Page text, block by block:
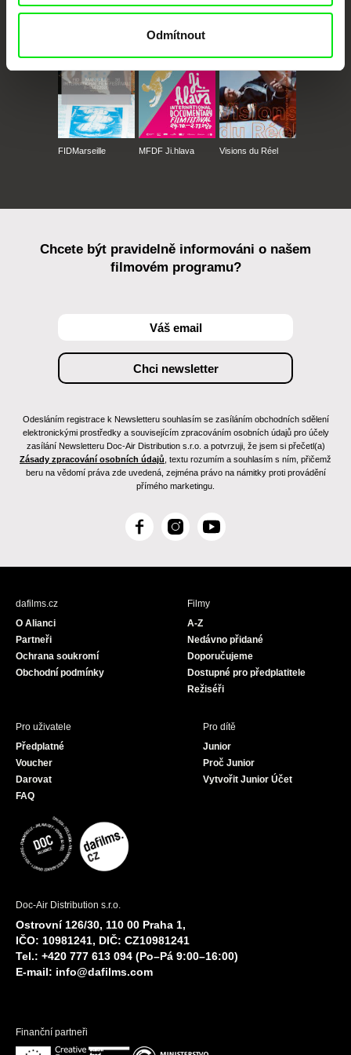
Odmítnout
CPH:DOX
Against Gravity
FIDMarseille MFDF Ji.hlava Visions du Réel
Chcete být pravidelně informováni o našem
filmovém programu?
Odesláním registrace k Newsletteru souhlasím se zasíláním obchodních sdělení
elektronickými prostředky a souvisejícím zpracováním osobních údajů pro účely
zasílání Newsletteru Doc-Air Distribution s.r.o. a potvrzuji, že jsem si přečetl(a)
Zásady zpracování osobních údajů , textu rozumím a souhlasím s ním, přičemž
beru na vědomí práva zde uvedená, zejména právo na námitky proti provádění
přímého marketingu.
F
c
I
s
Y
u
dafilms.cz
O Alianci
Partneři
Ochrana soukromí
Obchodní podmínky
Filmy
A-Z
Nedávno přidané
Doporučujeme
Dostupné pro předplatitele
Režiséři
Pro uživatele
Předplatné
Voucher
Darovat
FAQ
Pro dítě
Junior
Proč Junior
Vytvořit Junior Účet
Doc-Air Distribution s.r.o.
Ostrovní 126/30, 110 00 Praha 1,
IČO: 10981241, DIČ: CZ10981241
Tel.: +420 777 613 094 (Po–Pá 9:00–16:00)
E-mail: info@dafilms.com
Finanční partneři